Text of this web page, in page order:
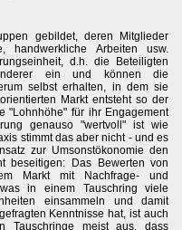
gebildet, deren Mitglieder
handwerkliche Arbeiten usw.
d.h. die Beteiligten
ein und können die
selbst erhalten, in dem sie
Markt entsteht so der
"Lohnhöhe" für ihr Engagement
genauso "wertvoll" ist wie
stimmt das aber nicht - und es
zur Umsonstökonomie den
beseitigen: Das Bewerten von
Markt mit Nachfrage- und
in einem Tauschring viele
einsammeln und damit
Kenntnisse hat, ist auch
Tauschringe meist aus, dass